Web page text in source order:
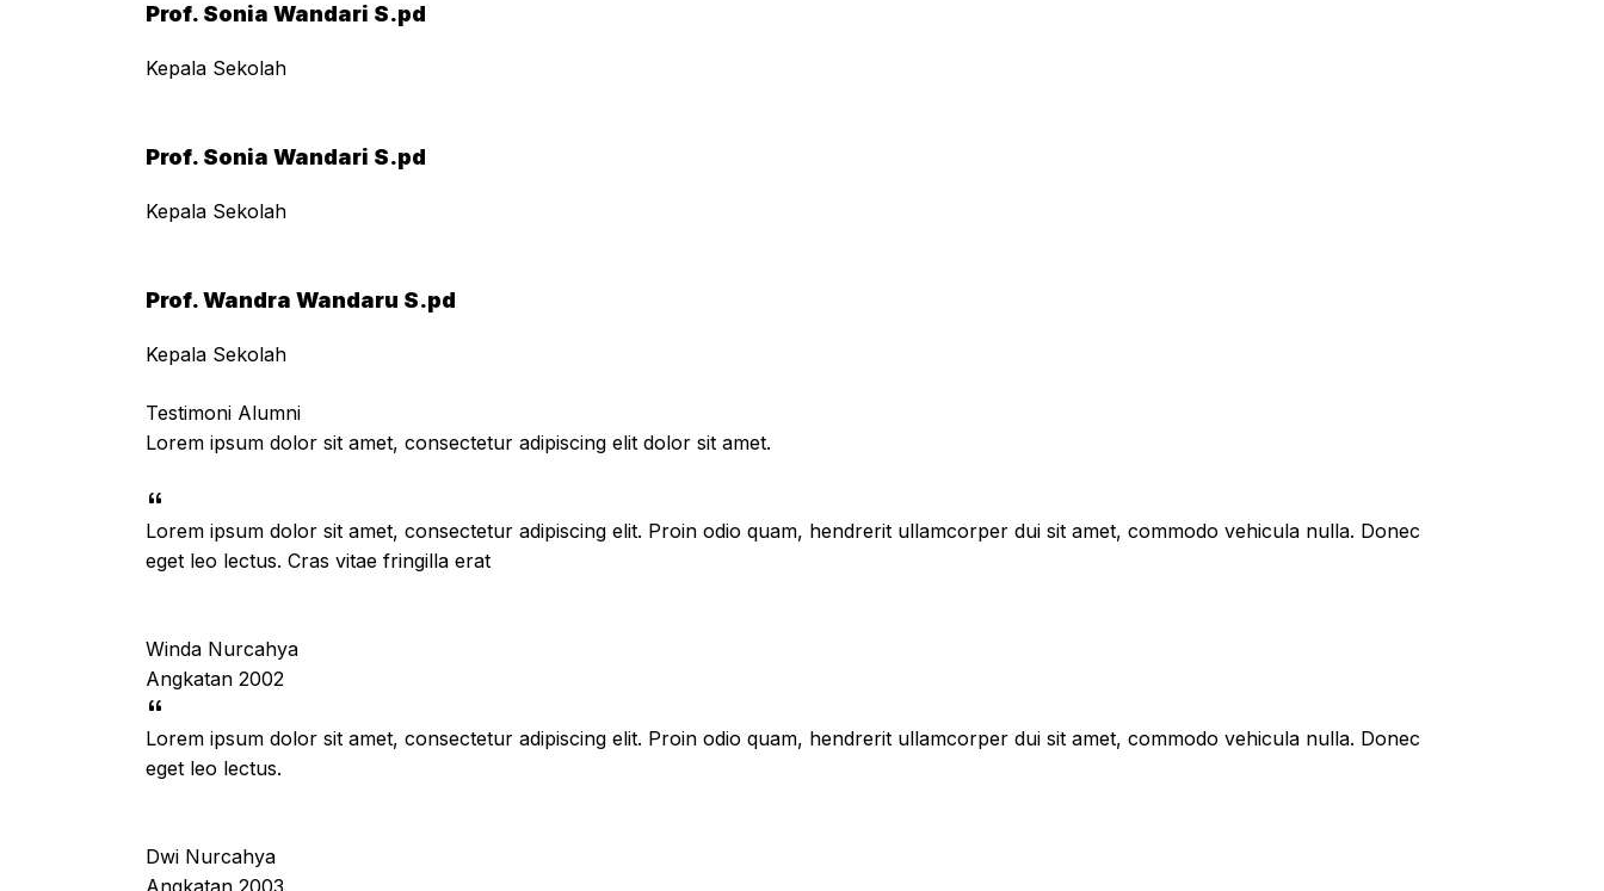
Prof. Sonia Wandari S.pd
Kepala Sekolah
Prof. Sonia Wandari S.pd
Kepala Sekolah
Prof. Wandra Wandaru S.pd
Kepala Sekolah
Testimoni Alumni
Lorem ipsum dolor sit amet, consectetur adipiscing elit dolor sit amet.
Lorem ipsum dolor sit amet, consectetur adipiscing elit. Proin odio quam, hendrerit ullamcorper dui sit amet, commodo vehicula nulla. Donec
eget leo lectus. Cras vitae fringilla erat
Winda Nurcahya
Angkatan 2002
Lorem ipsum dolor sit amet, consectetur adipiscing elit. Proin odio quam, hendrerit ullamcorper dui sit amet, commodo vehicula nulla. Donec
eget leo lectus.
Dwi Nurcahya
Angkatan 2003